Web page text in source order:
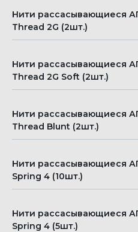
Нити рассасывающиеся
Thread 2G (2шт.)
Нити рассасывающиеся
Thread 2G Soft (2шт.)
Нити рассасывающиеся
Thread Blunt (2шт.)
Нити рассасывающиеся
Spring 4 (10шт.)
Нити рассасывающиеся
Spring 4 (5шт.)
ИМЕЮТСЯ
КОНСУЛЬТАЦИЯ